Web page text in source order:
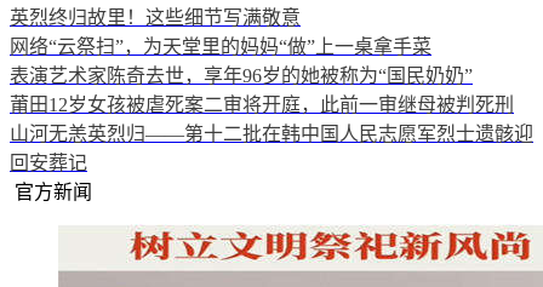
英烈终归故里！这些细节写满敬意
网络“云祭扫”，为天堂里的妈妈“做”上一桌拿手菜
表演艺术家陈奇去世，享年96岁的她被称为“国民奶奶”
莆田12岁女孩被虐死案二审将开庭，此前一审继母被判死刑
山河无恙英烈归——第十二批在韩中国人民志愿军烈士遗骸迎
回安葬记
官方新闻